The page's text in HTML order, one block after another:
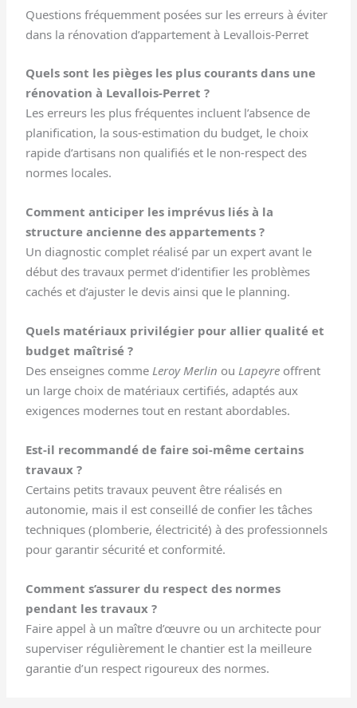
Questions fréquemment posées sur les erreurs à éviter
dans la rénovation d’appartement à Levallois-Perret
Quels sont les pièges les plus courants dans une
rénovation à Levallois-Perret ?
Les erreurs les plus fréquentes incluent l’absence de
planification, la sous-estimation du budget, le choix
rapide d’artisans non qualifiés et le non-respect des
normes locales.
Comment anticiper les imprévus liés à la
structure ancienne des appartements ?
Un diagnostic complet réalisé par un expert avant le
début des travaux permet d’identifier les problèmes
cachés et d’ajuster le devis ainsi que le planning.
Quels matériaux privilégier pour allier qualité et
budget maîtrisé ?
Des enseignes comme Leroy Merlin ou Lapeyre offrent
un large choix de matériaux certifiés, adaptés aux
exigences modernes tout en restant abordables.
Est-il recommandé de faire soi-même certains
travaux ?
Certains petits travaux peuvent être réalisés en
autonomie, mais il est conseillé de confier les tâches
techniques (plomberie, électricité) à des professionnels
pour garantir sécurité et conformité.
Comment s’assurer du respect des normes
pendant les travaux ?
Faire appel à un maître d’œuvre ou un architecte pour
superviser régulièrement le chantier est la meilleure
garantie d’un respect rigoureux des normes.